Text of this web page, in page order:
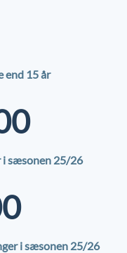
end 15 år
sæsonen 25/26
i sæsonen 25/26